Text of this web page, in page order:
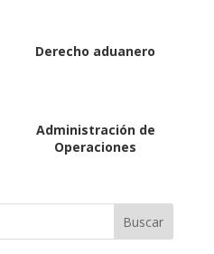
Derecho aduanero
Administración de
Operaciones
Buscar